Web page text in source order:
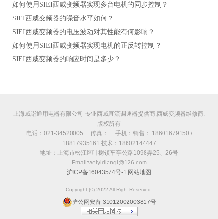
如何使用SIEI西威变频器实现多台电机的同步控制？
SIEI西威变频器的噪音水平如何？
SIEI西威变频器的电压波动对其性能有何影响？
如何使用SIEI西威变频器实现电机的正反转控制？
SIEI西威变频器的响应时间是多少？
上海威诣通用电器有限公司-专业西威直流调速器提供商,西威变频器维修商.
版权所有
电话：021-34520005 传真： 手机：销售： 18601679150 /
18817935161 技术：18602144447
地址：上海市松江区叶榭镇车亭公路1098弄25、26号
Email:weiyidianqi@126.com
沪ICP备16043574号-1 网站地图
Copyright (C) 2022,All Right Reserved.
沪公网安备 31012002003817号